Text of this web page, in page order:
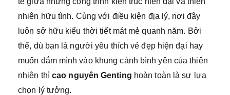
nhiên hữu tình. Cùng với điều kiện địa lý, nơi đây
luôn sở hữu kiểu thời tiết mát mẻ quanh năm. Bởi
thế, dù bạn là người yêu thích vẻ đẹp hiện đại hay
muốn đắm mình vào khung cảnh bình yên của thiên
nhiên thì cao nguyên Genting hoàn toàn là sự lựa
chọn lý tưởng.